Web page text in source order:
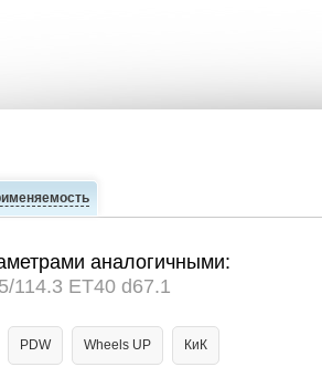
аналогичными:
114.3 ET40 d67.1
PDW Wheels UP КиК